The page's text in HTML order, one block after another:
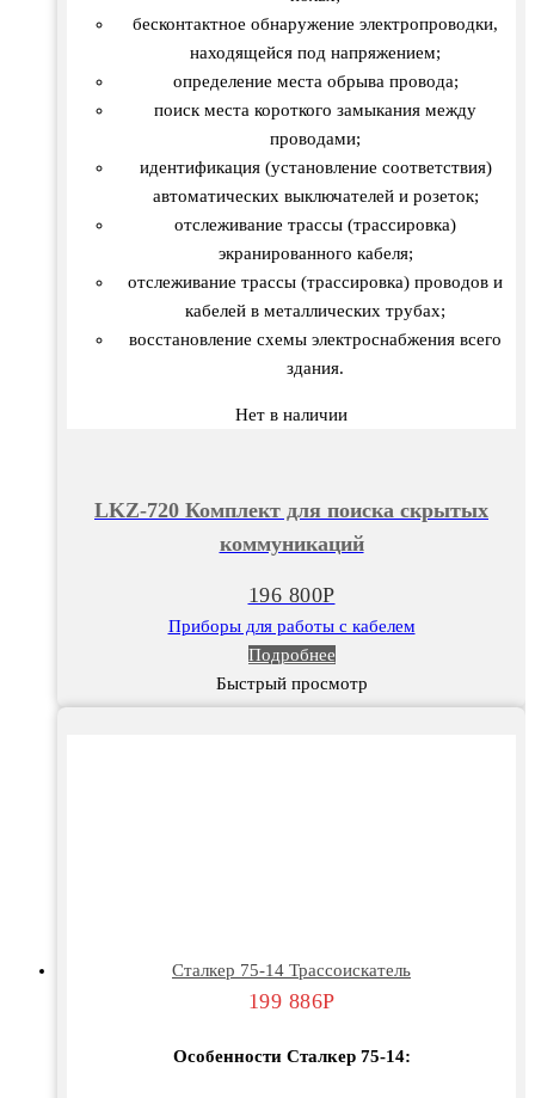
бесконтактное обнаружение электропроводки,
находящейся под напряжением;
определение места обрыва провода;
поиск места короткого замыкания между
проводами;
идентификация (установление соответствия)
автоматических выключателей и розеток;
отслеживание трассы (трассировка)
экранированного кабеля;
отслеживание трассы (трассировка) проводов и
кабелей в металлических трубах;
восстановление схемы электроснабжения всего
здания.
Нет в наличии
LKZ-720 Комплект для поиска скрытых
коммуникаций
196 800Р
Приборы для работы с кабелем
Подробнее
Быстрый просмотр
Сталкер 75-14 Трассоискатель
199 886Р
Особенности Сталкер 75-14: